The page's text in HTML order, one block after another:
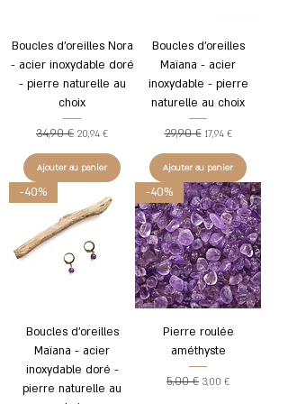
Boucles d'oreilles Nora
- acier inoxydable doré
- pierre naturelle au
choix
Prix original
34,90 € Prix promotionnel
20,94 €
Ajouter au panier
Boucles d'oreilles
Maïana - acier
inoxydable - pierre
naturelle au choix
Prix original
29,90 € Prix promotionnel
17,94 €
Ajouter au panier
-40%
Boucles d'oreilles
Maïana - acier
inoxydable doré -
pierre naturelle au
-40%
Pierre roulée
améthyste
Prix original
5,00 € Prix promotionnel
3,00 €